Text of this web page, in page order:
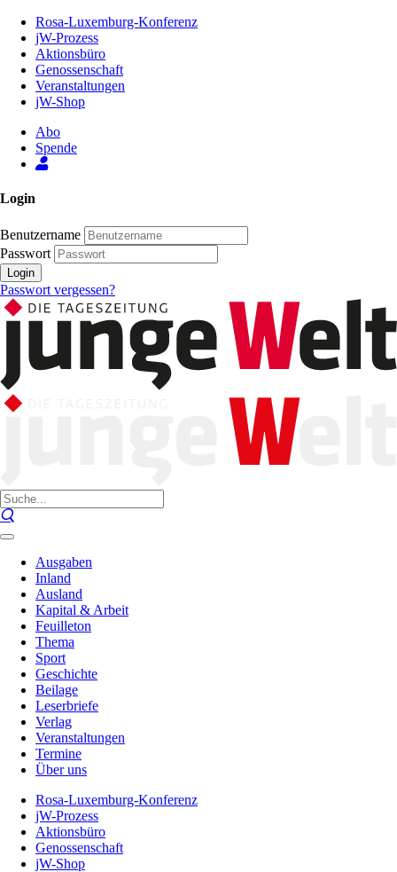
Inhalt
Seite
Rosa-Luxemburg-Konferenz
jW-Prozess
Aktionsbüro
Genossenschaft
Veranstaltungen
jW-Shop
Abo
Spende
Login
Benutzername
Passwort
Login
Passwort vergessen?
Ausgaben
Inland
Ausland
Kapital & Arbeit
Feuilleton
Thema
Sport
Geschichte
Beilage
Leserbriefe
Verlag
Veranstaltungen
Termine
Über uns
Rosa-Luxemburg-Konferenz
jW-Prozess
Aktionsbüro
Genossenschaft
jW-Shop